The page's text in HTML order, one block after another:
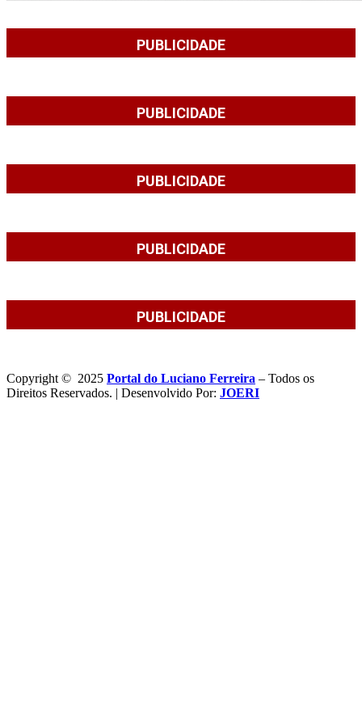
PUBLICIDADE
PUBLICIDADE
PUBLICIDADE
PUBLICIDADE
PUBLICIDADE
Copyright © 2025 Portal do Luciano Ferreira – Todos os
Direitos Reservados. | Desenvolvido Por: JOERI